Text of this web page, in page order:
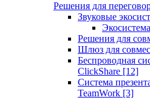
Решения для
Звуковые
Решения для
Шлюз для
Беспроводная
ClickShare [12]
Система
TeamWork [3]